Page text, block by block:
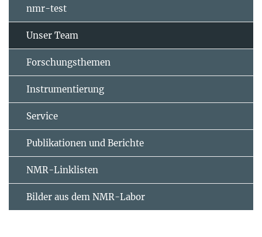
nmr-test
Unser Team
Forschungsthemen
Instrumentierung
Service
Publikationen und Berichte
NMR-Linklisten
Bilder aus dem NMR-Labor